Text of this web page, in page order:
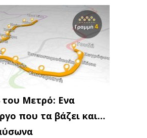
του Μετρό: Ενα
που τα βάζει και…